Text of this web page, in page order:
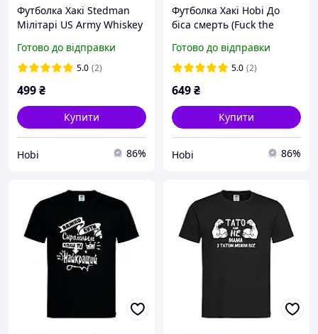
Футболка Хакі Stedman
Мілітарі US Army Whiskey
Готово до відправки
5.0 (2)
499₴
Купити
Hobi 86%
Футболка Хакі Hobi До
біса смерть (Fuck the
Готово до відправки
5.0 (2)
649₴
Купити
Hobi 86%